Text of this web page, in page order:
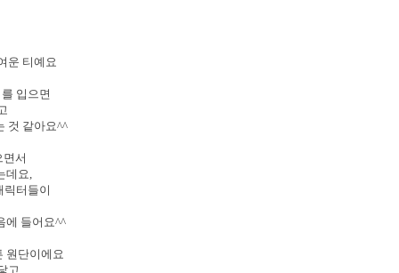
운 티예요
입으면
것 같아요^^
서
데요,
릭터들이
에 들어요^^
원단이에요
고